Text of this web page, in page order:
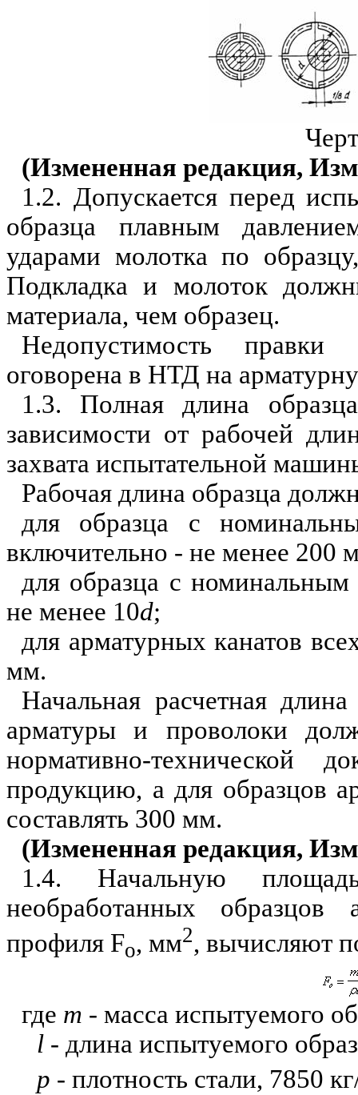
(Измененная редакция,
1.2. Допускается перед
образца плавным
ударами молотка по
Подкладка и молоток
материала, чем образец.
Недопустимость
оговорена в НТД на
1.3. Полная длина
зависимости от рабочей
захвата испытательной
Рабочая длина образца
для образца с
включительно - не менее 200
для образца с
не менее 10d;
для арматурных канатов
мм.
Начальная расчетная
арматуры и проволоки
нормативно-технической
продукцию, а для образцов
составлять 300 мм.
(Измененная редакция,
1.4. Начальную
необработанных образцов
профиля Fо, мм2, вычисляют
где т - масса испытуемого
l- длина испытуемого
р - плотность стали, 7850